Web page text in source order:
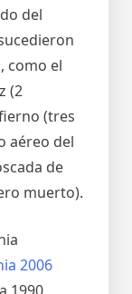
del
como el
(2
(tres
aéreo del
de
muerto).